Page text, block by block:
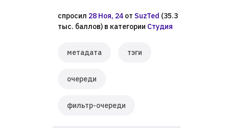
спросил 28 Ноя, 24 от SuzTed (35.3
тыс. баллов) в категории Студия
метадата тэги
очереди
фильтр-очереди